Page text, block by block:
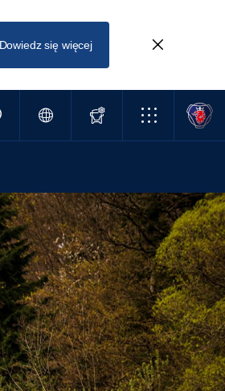
Dowiedz się więcej